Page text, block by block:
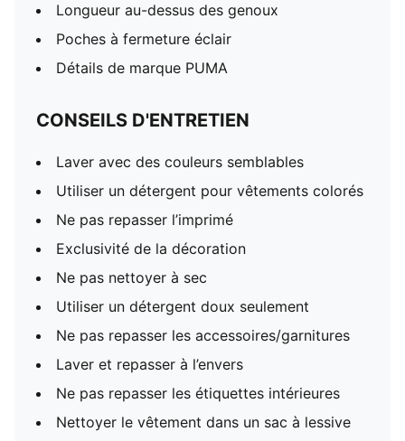
Longueur au-dessus des genoux
Poches à fermeture éclair
Détails de marque PUMA
CONSEILS D'ENTRETIEN
Laver avec des couleurs semblables
Utiliser un détergent pour vêtements colorés
Ne pas repasser l’imprimé
Exclusivité de la décoration
Ne pas nettoyer à sec
Utiliser un détergent doux seulement
Ne pas repasser les accessoires/garnitures
Laver et repasser à l’envers
Ne pas repasser les étiquettes intérieures
Nettoyer le vêtement dans un sac à lessive